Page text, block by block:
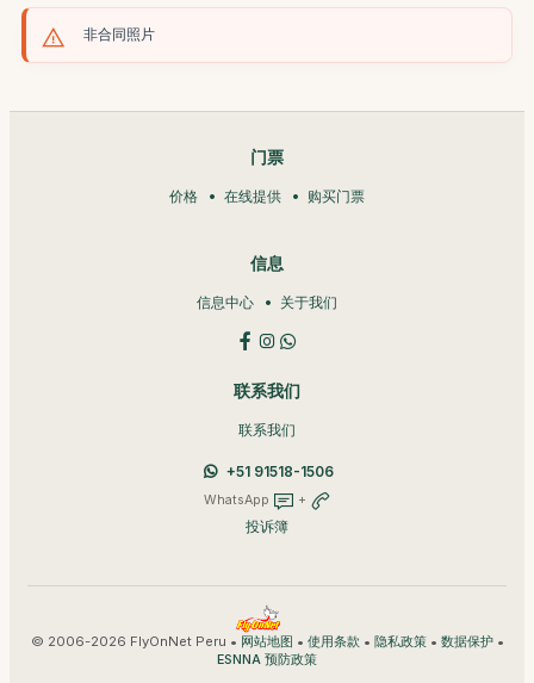
非合同照片
门票
价格 在线提供 购买门票
信息
信息中心 关于我们
联系我们
联系我们
+51 91518-1506
WhatsApp +
投诉簿
© 2006-2026 FlyOnNet Peru • 网站地图 • 使用条款 • 隐私政策• 数据保护•
ESNNA 预防政策